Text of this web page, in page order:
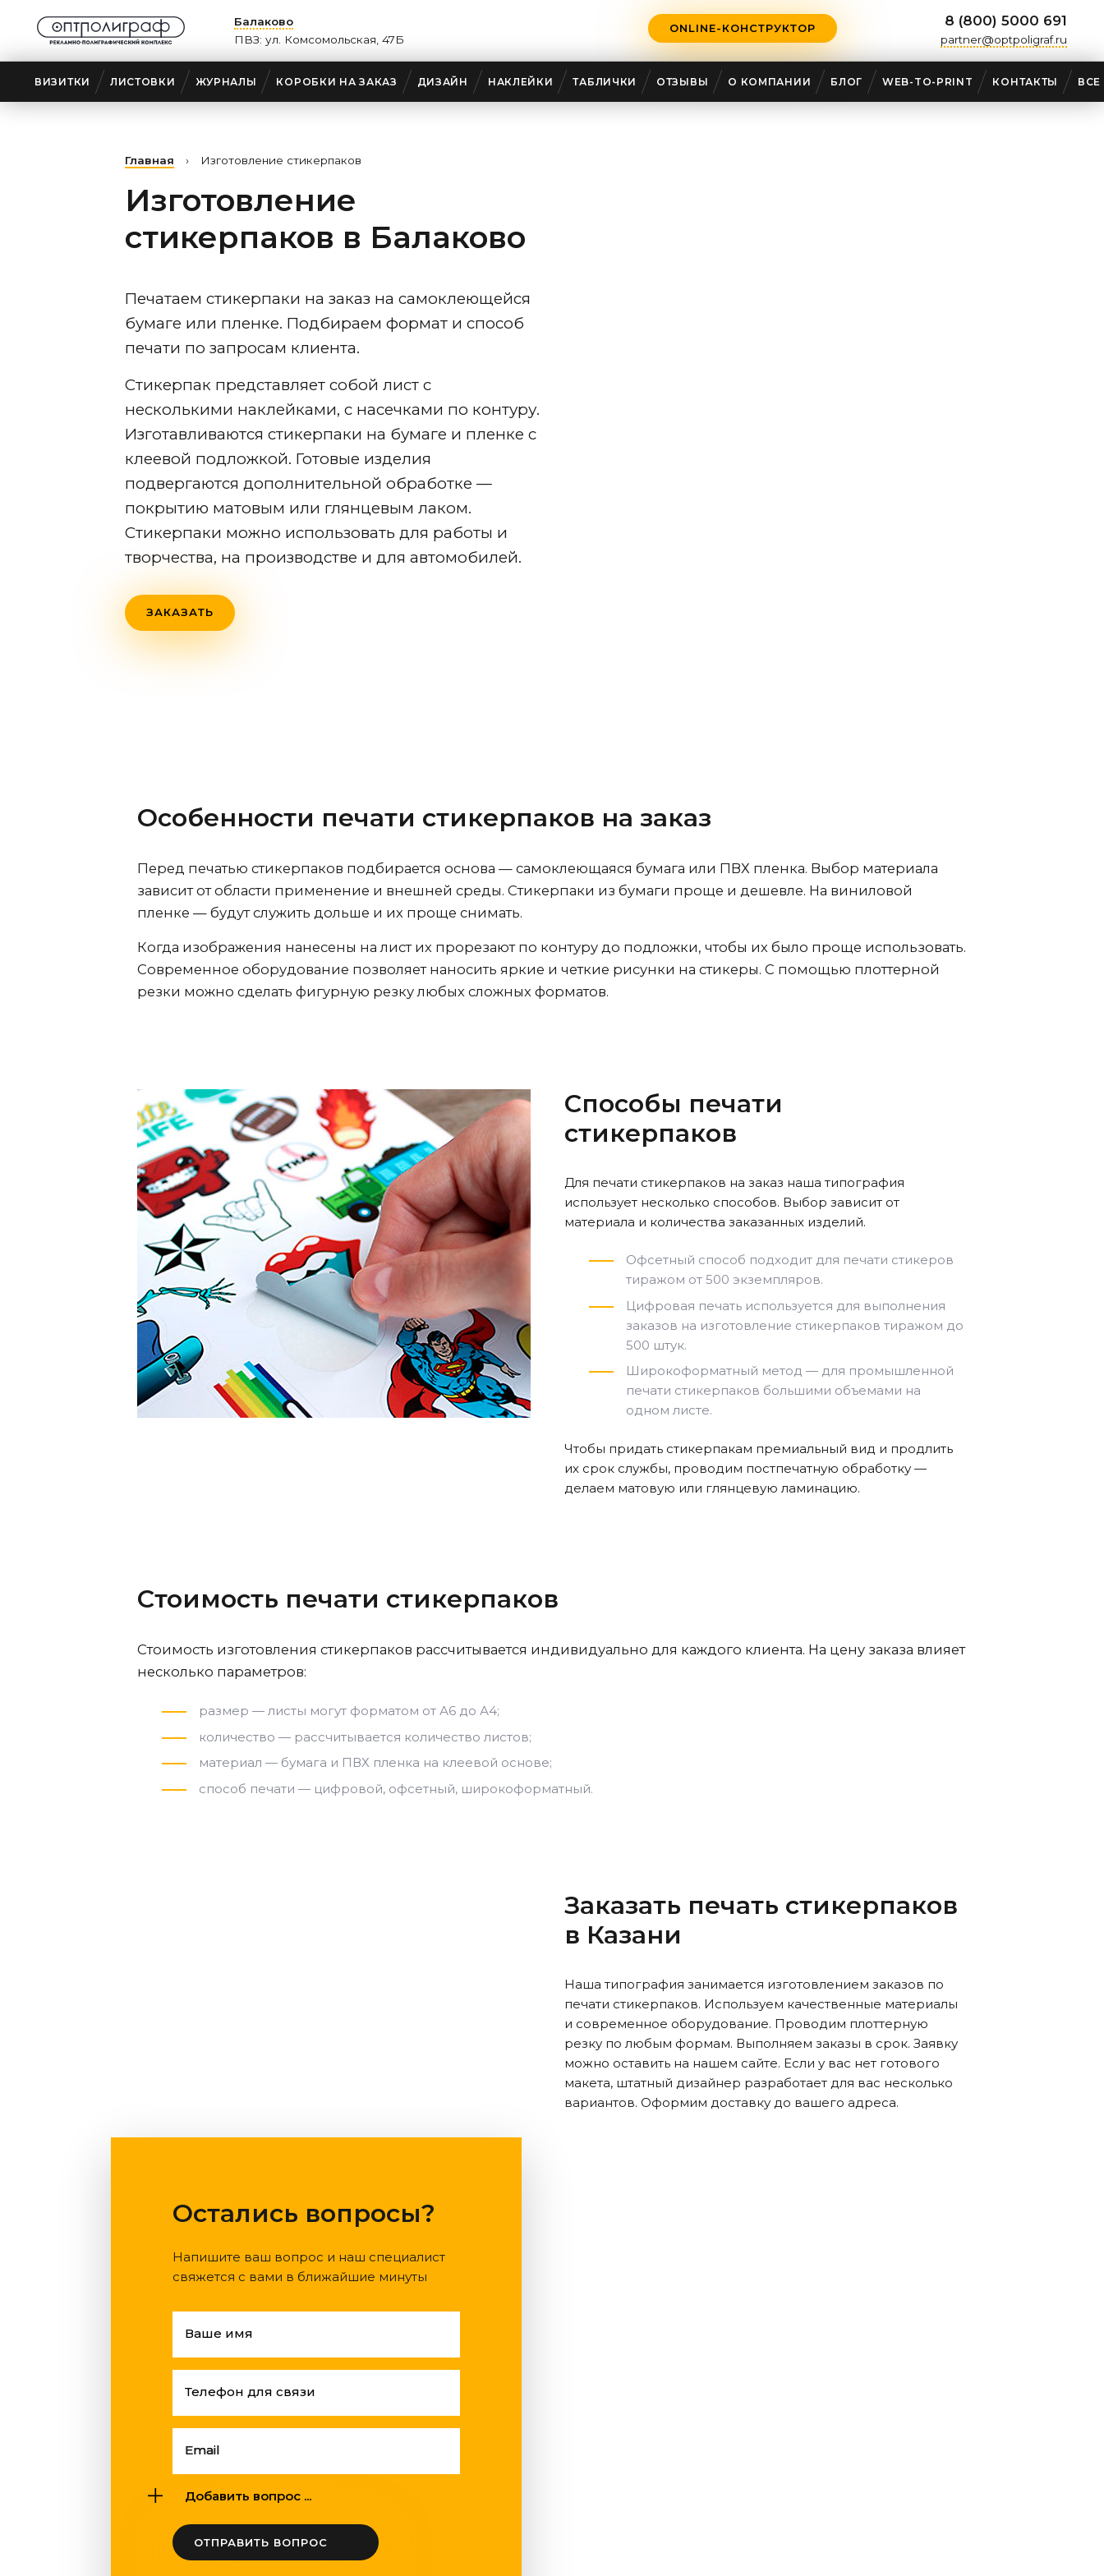
Балаково
ПВЗ: ул. Комсомольская, 47Б
ONLINE-КОНСТРУКТОР 8 (800) 5000 691
partner@optpoligraf.ru
ВИЗИТКИ ЛИСТОВКИ ЖУРНАЛЫ КОРОБКИ НА ЗАКАЗ ДИЗАЙН НАКЛЕЙКИ ТАБЛИЧКИ ОТЗЫВЫ О КОМПАНИИ БЛОГ WEB-TO-PRINT КОНТАКТЫ ВСЕ
Главная › Изготовление стикерпаков
Изготовление
стикерпаков в Балаково
Печатаем стикерпаки на заказ на самоклеющейся
бумаге или пленке. Подбираем формат и способ
печати по запросам клиента.
Стикерпак представляет собой лист с
несколькими наклейками, с насечками по контуру.
Изготавливаются стикерпаки на бумаге и пленке с
клеевой подложкой. Готовые изделия
подвергаются дополнительной обработке —
покрытию матовым или глянцевым лаком.
Стикерпаки можно использовать для работы и
творчества, на производстве и для автомобилей.
ЗАКАЗАТЬ
Особенности печати стикерпаков на заказ
Перед печатью стикерпаков подбирается основа — самоклеющаяся бумага или ПВХ пленка. Выбор материала
зависит от области применение и внешней среды. Стикерпаки из бумаги проще и дешевле. На виниловой
пленке — будут служить дольше и их проще снимать.
Когда изображения нанесены на лист их прорезают по контуру до подложки, чтобы их было проще использовать.
Современное оборудование позволяет наносить яркие и четкие рисунки на стикеры. С помощью плоттерной
резки можно сделать фигурную резку любых сложных форматов.
Способы печати
стикерпаков
Для печати стикерпаков на заказ наша типография
использует несколько способов. Выбор зависит от
материала и количества заказанных изделий.
Офсетный способ подходит для печати стикеров
тиражом от 500 экземпляров.
Цифровая печать используется для выполнения
заказов на изготовление стикерпаков тиражом до
500 штук.
Широкоформатный метод — для промышленной
печати стикерпаков большими объемами на
одном листе.
Чтобы придать стикерпакам премиальный вид и продлить
их срок службы, проводим постпечатную обработку —
делаем матовую или глянцевую ламинацию.
Стоимость печати стикерпаков
Стоимость изготовления стикерпаков рассчитывается индивидуально для каждого клиента. На цену заказа влияет
несколько параметров:
размер — листы могут форматом от А6 до А4;
количество — рассчитывается количество листов;
материал — бумага и ПВХ пленка на клеевой основе;
способ печати — цифровой, офсетный, широкоформатный.
Заказать печать стикерпаков
в Казани
Наша типография занимается изготовлением заказов по
печати стикерпаков. Используем качественные материалы
и современное оборудование. Проводим плоттерную
резку по любым формам. Выполняем заказы в срок. Заявку
можно оставить на нашем сайте. Если у вас нет готового
макета, штатный дизайнер разработает для вас несколько
вариантов. Оформим доставку до вашего адреса.
Остались вопросы?
Напишите ваш вопрос и наш специалист
свяжется с вами в ближайшие минуты
Ваше имя
Телефон для связи
Email
Добавить вопрос ...
ОТПРАВИТЬ ВОПРОС